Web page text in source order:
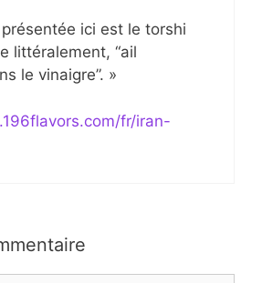
ici est le torshi
littéralement, “ail
le vinaigre”. »
fr/iran-